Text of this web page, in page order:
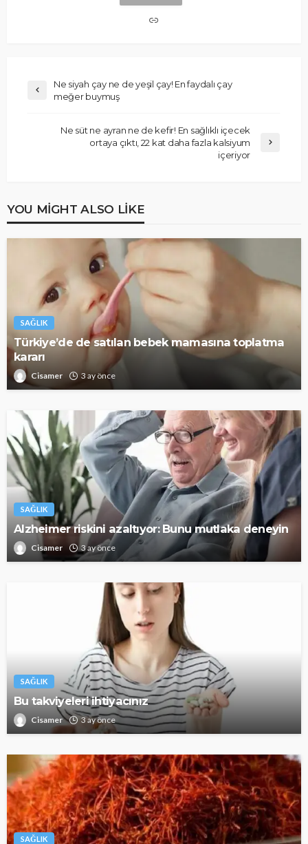
Ne siyah çay ne de yeşil çay! En faydalı çay
meğer buymuş
Ne süt ne ayran ne de kefir! En sağlıklı içecek
ortaya çıktı, 22 kat daha fazla kalsiyum
içeriyor
YOU MIGHT ALSO LIKE
SAĞLIK
Türkiye’de de satılan bebek mamasına toplatma
kararı
Cisamer 3 ay önce
SAĞLIK
Alzheimer riskini azaltıyor: Bunu mutlaka deneyin
Cisamer 3 ay önce
SAĞLIK
Bu takviyeleri ihtiyacınız
Cisamer 3 ay önce
SAĞLIK